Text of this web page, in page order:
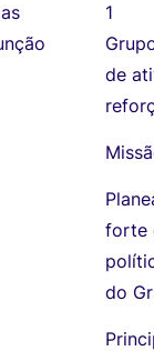
1
de
forte
do